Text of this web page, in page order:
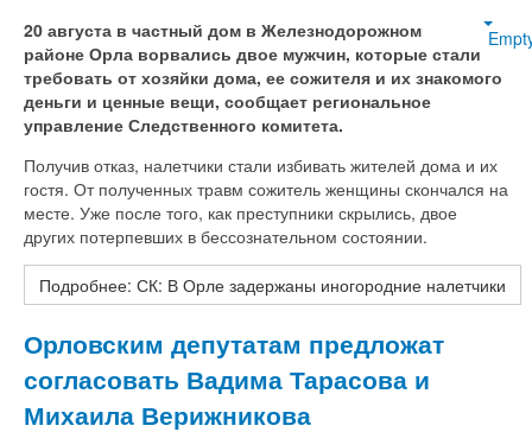
20 августа в частный дом в Железнодорожном
районе Орла ворвались двое мужчин, которые стали
требовать от хозяйки дома, ее сожителя и их знакомого
деньги и ценные вещи, сообщает региональное
управление Следственного комитета.
Получив отказ, налетчики стали избивать жителей дома и их
гостя. От полученных травм сожитель женщины скончался на
месте. Уже после того, как преступники скрылись, двое
других потерпевших в бессознательном состоянии.
Подробнее: СК: В Орле задержаны иногородние налетчики
Орловским депутатам предложат
согласовать Вадима Тарасова и
Михаила Верижникова